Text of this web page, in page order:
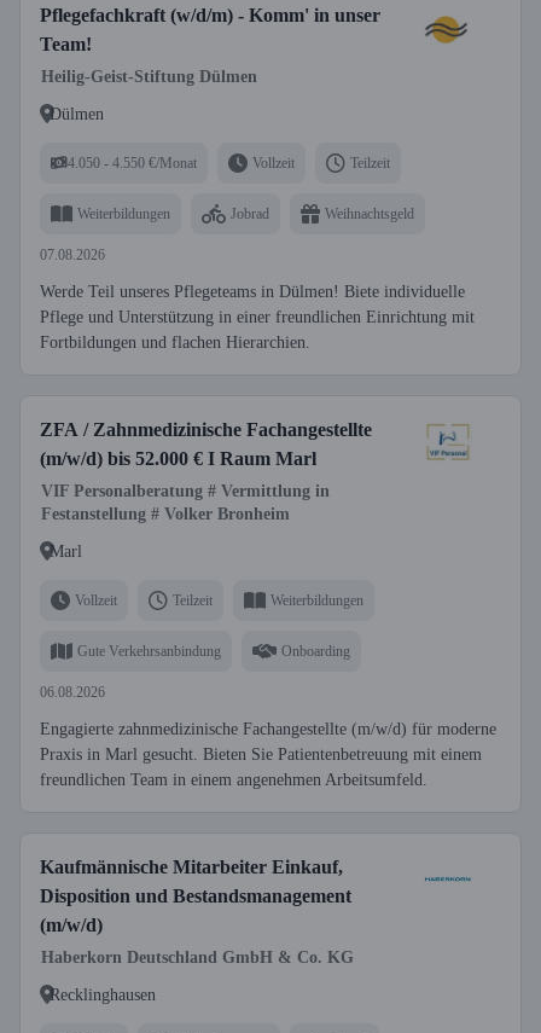
Pflegefachkraft (w/d/m) - Komm' in unser
Team!
Heilig-Geist-Stiftung Dülmen
Dülmen
4.050 - 4.550 €/Monat Vollzeit Teilzeit
Weiterbildungen Jobrad Weihnachtsgeld
07.08.2026
Werde Teil unseres Pflegeteams in Dülmen! Biete individuelle
Pflege und Unterstützung in einer freundlichen Einrichtung mit
Fortbildungen und flachen Hierarchien.
ZFA / Zahnmedizinische Fachangestellte
(m/w/d) bis 52.000 € I Raum Marl
VIF Personalberatung # Vermittlung in
Festanstellung # Volker Bronheim
Marl
Vollzeit Teilzeit Weiterbildungen
Gute Verkehrsanbindung Onboarding
06.08.2026
Engagierte zahnmedizinische Fachangestellte (m/w/d) für moderne
Praxis in Marl gesucht. Bieten Sie Patientenbetreuung mit einem
freundlichen Team in einem angenehmen Arbeitsumfeld.
Kaufmännische Mitarbeiter Einkauf,
Disposition und Bestandsmanagement
(m/w/d)
Haberkorn Deutschland GmbH & Co. KG
Recklinghausen